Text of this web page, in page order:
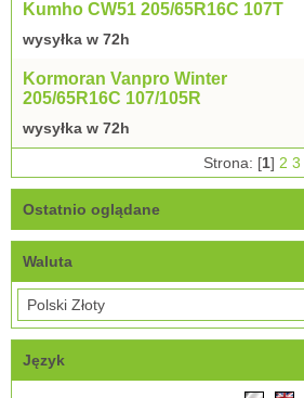
Kumho CW51 205/65R16C 107T
wysyłka w 72h
Kormoran Vanpro Winter
205/65R16C 107/105R
wysyłka w 72h
Strona: [1] 2 3
Ostatnio oglądane
Waluta
Język